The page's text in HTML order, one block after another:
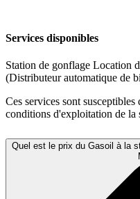
Services disponibles
Station de gonflage Location
(Distributeur automatique de
Ces services sont
conditions d'exploitation de la
Quel est le prix du Gasoil à la